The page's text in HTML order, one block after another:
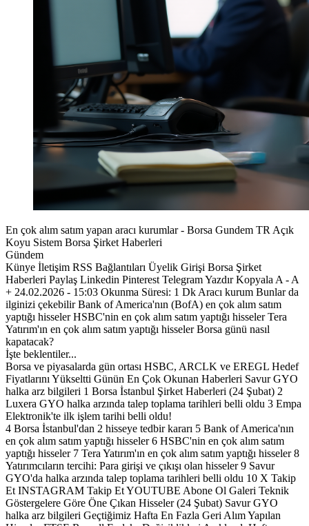
En çok alım satım yapan aracı kurumlar - Borsa Gundem TR Açık
Koyu Sistem Borsa Şirket Haberleri
Gündem
Künye İletişim RSS Bağlantıları Üyelik Girişi Borsa Şirket
Haberleri Paylaş Linkedin Pinterest Telegram Yazdır Kopyala A - A
+ 24.02.2026 - 15:03 Okunma Süresi: 1 Dk Aracı kurum Bunlar da
ilginizi çekebilir Bank of America'nın (BofA) en çok alım satım
yaptığı hisseler HSBC'nin en çok alım satım yaptığı hisseler Tera
Yatırım'ın en çok alım satım yaptığı hisseler Borsa günü nasıl
kapatacak?
İşte beklentiler...
Borsa ve piyasalarda gün ortası HSBC, ARCLK ve EREGL Hedef
Fiyatlarını Yükseltti Günün En Çok Okunan Haberleri Savur GYO
halka arz bilgileri 1 Borsa İstanbul Şirket Haberleri (24 Şubat) 2
Luxera GYO halka arzında talep toplama tarihleri belli oldu 3 Empa
Elektronik'te ilk işlem tarihi belli oldu!
4 Borsa İstanbul'dan 2 hisseye tedbir kararı 5 Bank of America'nın
en çok alım satım yaptığı hisseler 6 HSBC'nin en çok alım satım
yaptığı hisseler 7 Tera Yatırım'ın en çok alım satım yaptığı hisseler 8
Yatırımcıların tercihi: Para girişi ve çıkışı olan hisseler 9 Savur
GYO'da halka arzında talep toplama tarihleri belli oldu 10 X Takip
Et INSTAGRAM Takip Et YOUTUBE Abone Ol Galeri Teknik
Göstergelere Göre Öne Çıkan Hisseler (24 Şubat) Savur GYO
halka arz bilgileri Geçtiğimiz Hafta En Fazla Geri Alım Yapılan